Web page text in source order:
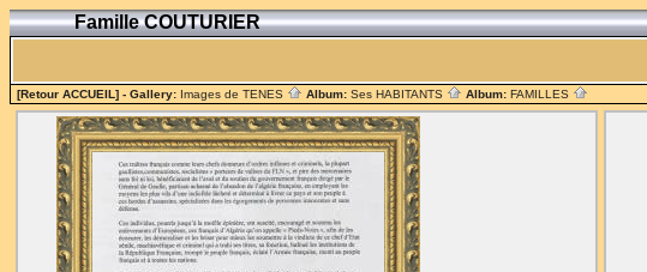
Famille COUTURIER
[Retour ACCUEIL] - Gallery: Images de TENES Album: Ses HABITANTS Album: FAMILLES